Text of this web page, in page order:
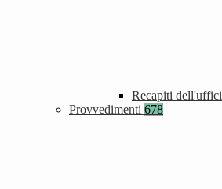
Recapiti
Provvedimenti 678